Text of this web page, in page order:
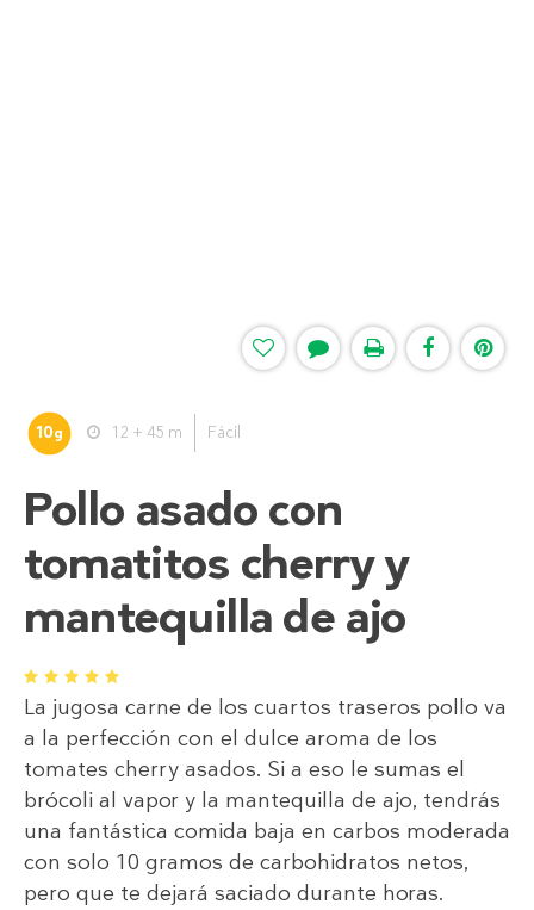
10g 12 + 45 m Fácil
Pollo asado con
tomatitos cherry y
mantequilla de ajo
1 2 3 4 5
La jugosa carne de los cuartos traseros pollo va
a la perfección con el dulce aroma de los
tomates cherry asados. Si a eso le sumas el
brócoli al vapor y la mantequilla de ajo, tendrás
una fantástica comida baja en carbos moderada
con solo 10 gramos de carbohidratos netos,
pero que te dejará saciado durante horas.